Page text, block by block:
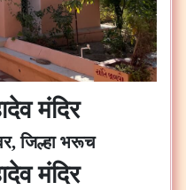
मंदिर
जिल्हा भरूच
मंदिर